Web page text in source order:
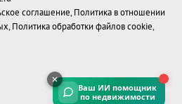
соглашение, Политика в отношении
, Политика обработки файлов cookie,
Ваш ИИ помощник
по недвижимости